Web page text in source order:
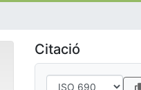
Citació